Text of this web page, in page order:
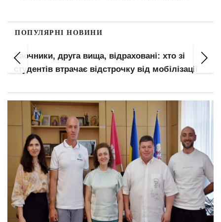
ПОПУЛЯРНІ НОВИНИ
Заочники, друга вища, відраховані: хто зі
студентів втрачає відстрочку від мобілізації